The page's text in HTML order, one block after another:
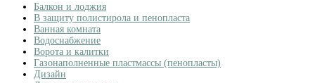
Балкон и лоджия
В защиту полистирола и пенопласта
Ванная комната
Водоснабжение
Ворота и калитки
Газонаполненные пластмассы (пенопласты)
Дизайн